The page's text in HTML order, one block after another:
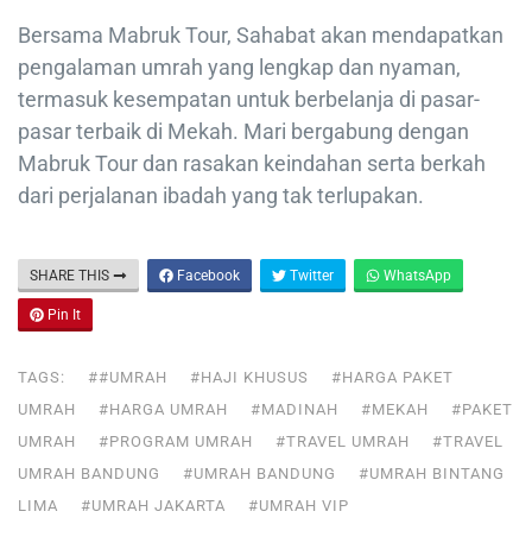
Bersama Mabruk Tour, Sahabat akan mendapatkan
pengalaman umrah yang lengkap dan nyaman,
termasuk kesempatan untuk berbelanja di pasar-
pasar terbaik di Mekah. Mari bergabung dengan
Mabruk Tour dan rasakan keindahan serta berkah
dari perjalanan ibadah yang tak terlupakan.
SHARE THIS Facebook Twitter WhatsApp
Pin It
TAGS: ##UMRAH #HAJI KHUSUS
#HARGA PAKET
UMRAH
#HARGA UMRAH #MADINAH #MEKAH
#PAKET
UMRAH
#PROGRAM UMRAH #TRAVEL UMRAH
#TRAVEL
UMRAH BANDUNG
#UMRAH BANDUNG
#UMRAH BINTANG
LIMA
#UMRAH JAKARTA #UMRAH VIP